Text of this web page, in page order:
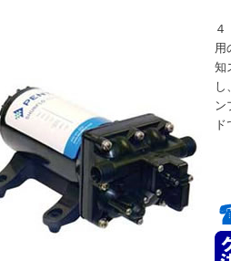
用
知
し
ン